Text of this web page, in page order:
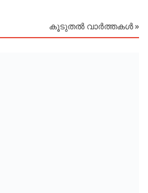
കൂടുതൽ വാർത്തകൾ »